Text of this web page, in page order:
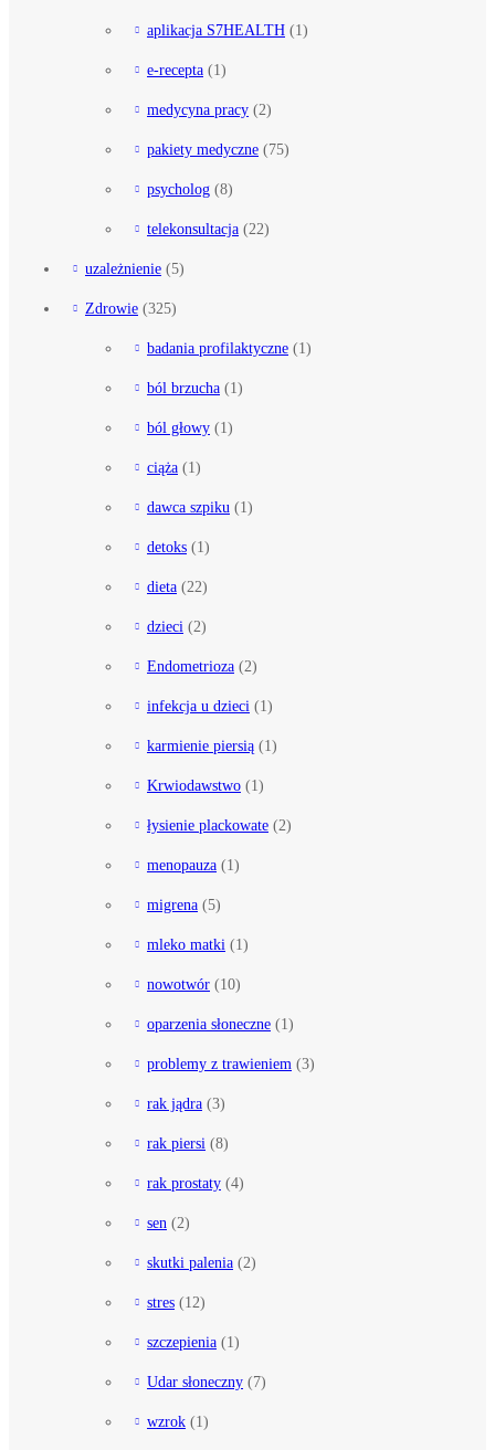
aplikacja S7HEALTH (1)
e-recepta (1)
medycyna pracy (2)
pakiety medyczne (75)
psycholog (8)
telekonsultacja (22)
uzależnienie (5)
Zdrowie (325)
badania profilaktyczne (1)
ból brzucha (1)
ból głowy (1)
ciąża (1)
dawca szpiku (1)
detoks (1)
dieta (22)
dzieci (2)
Endometrioza (2)
infekcja u dzieci (1)
karmienie piersią (1)
Krwiodawstwo (1)
łysienie plackowate (2)
menopauza (1)
migrena (5)
mleko matki (1)
nowotwór (10)
oparzenia słoneczne (1)
problemy z trawieniem (3)
rak jądra (3)
rak piersi (8)
rak prostaty (4)
sen (2)
skutki palenia (2)
stres (12)
szczepienia (1)
Udar słoneczny (7)
wzrok (1)